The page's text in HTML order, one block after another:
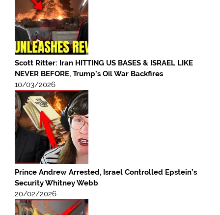
Scott Ritter: Iran HITTING US BASES & ISRAEL LIKE
NEVER BEFORE, Trump’s Oil War Backfires
10/03/2026
Prince Andrew Arrested, Israel Controlled Epstein’s
Security Whitney Webb
20/02/2026